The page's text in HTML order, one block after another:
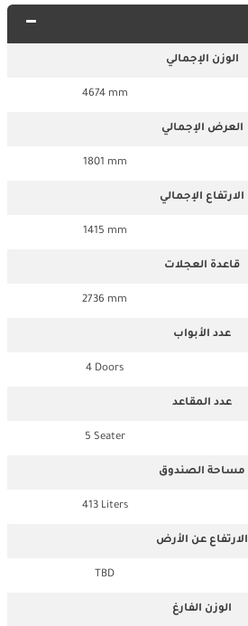
الوزن الإجمالي
4674 mm
العرض الإجمالي
1801 mm
الارتفاع الإجمالي
1415 mm
قاعدة العجلات
2736 mm
عدد الأبواب
4 Doors
عدد المقاعد
5 Seater
مساحة الصندوق
413 Liters
الارتفاع عن الأرض
TBD
الوزن الفارغ